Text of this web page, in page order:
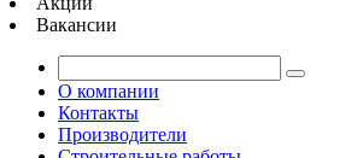
Вакансии
О компании
Контакты
Производители